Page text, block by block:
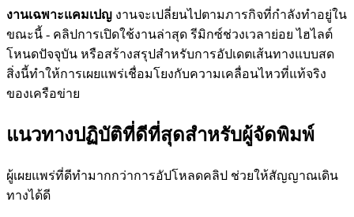
งานเฉพาะแคมเปญ งานจะเปลี่ยนไปตามภารกิจที่กำลังทำอยู่ใน
ขณะนี้ - คลิปการเปิดใช้งานล่าสุด รีมิกซ์ช่วงเวลาย่อย ไฮไลต์
โหนดปัจจุบัน หรือสร้างสรุปสำหรับการอัปเดตเส้นทางแบบสด
สิ่งนี้ทำให้การเผยแพร่เชื่อมโยงกับความเคลื่อนไหวที่แท้จริง
ของเครือข่าย
แนวทางปฏิบัติที่ดีที่สุดสำหรับผู้จัดพิมพ์
ผู้เผยแพร่ที่ดีทำมากกว่าการอัปโหลดคลิป ช่วยให้สัญญาณเดิน
ทางได้ดี